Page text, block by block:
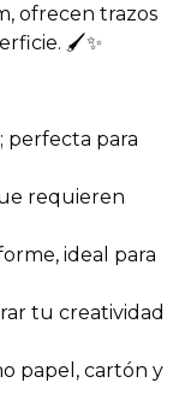
ofrecen trazos
🖌️✨
perfecta para
requieren
ideal para
tu creatividad
papel, cartón y